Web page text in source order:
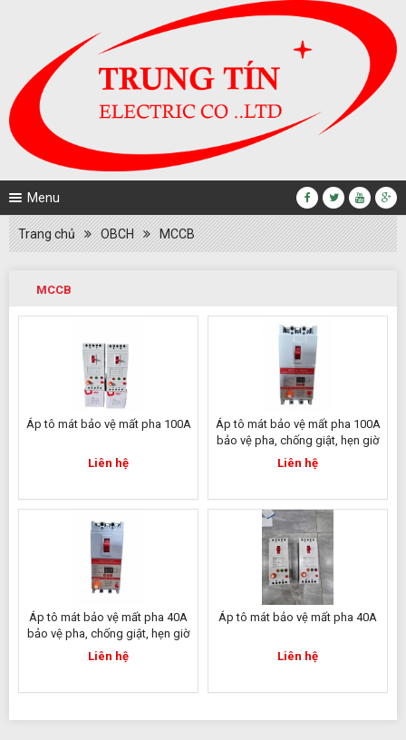
Menu
Trang chủ OBCH MCCB
MCCB
Áp tô mát bảo vệ mất pha 100A
Liên hệ
Áp tô mát bảo vệ mất pha 100A
bảo vệ pha, chống giật, hẹn giờ
Liên hệ
Áp tô mát bảo vệ mất pha 40A
bảo vệ pha, chống giật, hẹn giờ
Liên hệ
Áp tô mát bảo vệ mất pha 40A
Liên hệ